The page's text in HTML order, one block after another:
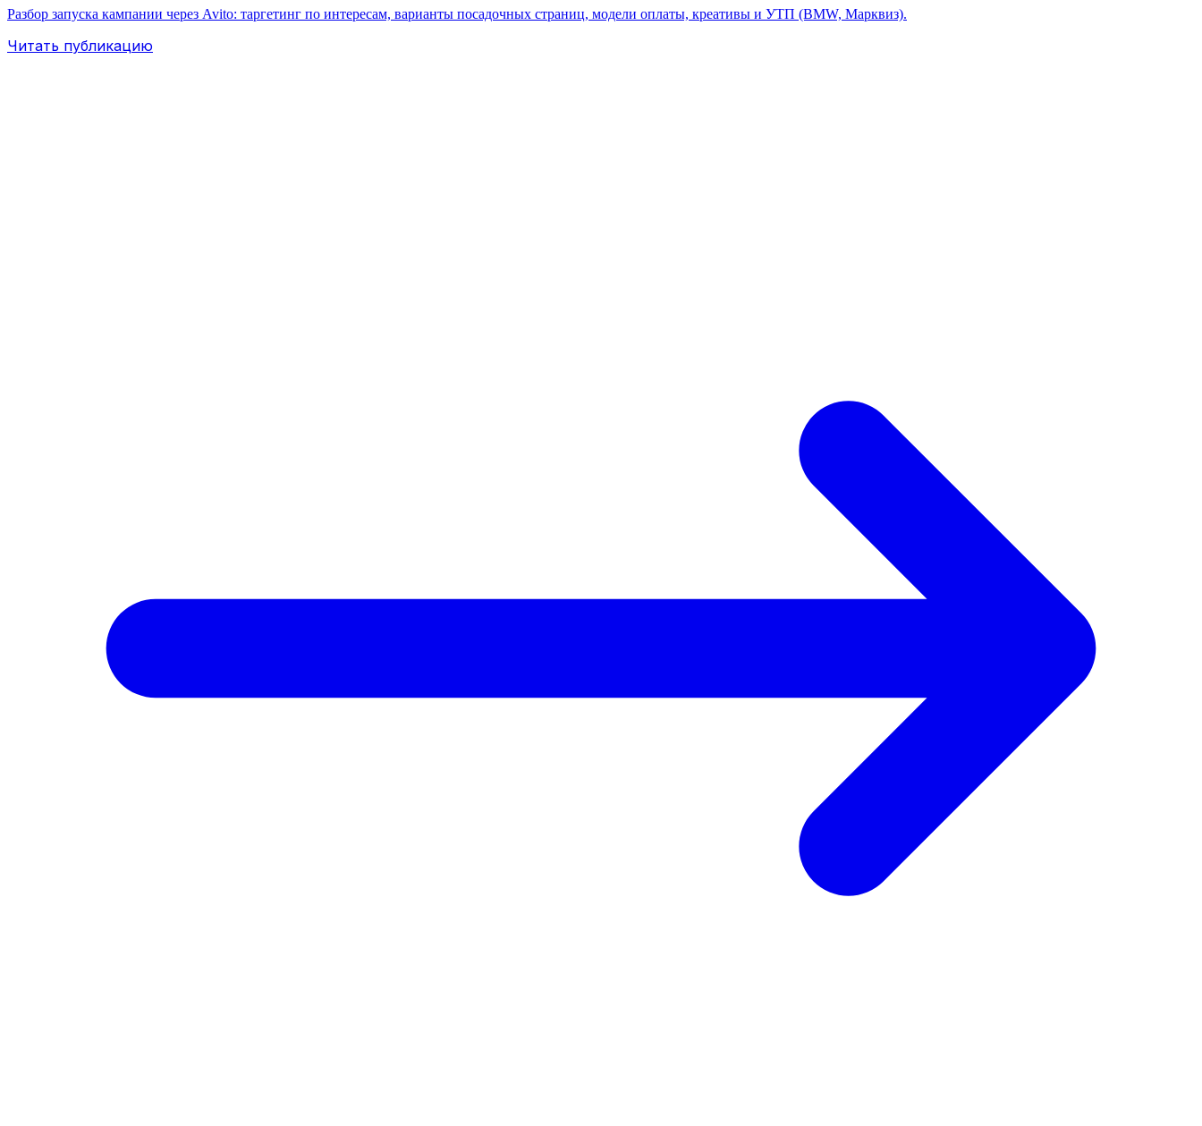
Разбор запуска кампании через Avito: таргетинг по интересам, варианты посадочных страниц, модели оплаты, креативы и УТП (BMW, Марквиз).
Читать публикацию